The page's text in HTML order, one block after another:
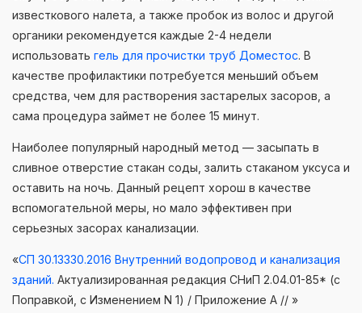
известкового налета, а также пробок из волос и другой
органики рекомендуется каждые 2-4 недели
использовать гель для прочистки труб Доместос. В
качестве профилактики потребуется меньший объем
средства, чем для растворения застарелых засоров, а
сама процедура займет не более 15 минут.
Наиболее популярный народный метод — засыпать в
сливное отверстие стакан соды, залить стаканом уксуса и
оставить на ночь. Данный рецепт хорош в качестве
вспомогательной меры, но мало эффективен при
серьезных засорах канализации.
«СП 30.13330.2016 Внутренний водопровод и канализация
зданий. Актуализированная редакция СНиП 2.04.01-85* (с
Поправкой, с Изменением N 1) / Приложение А // »